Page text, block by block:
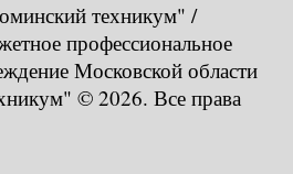
техникум" /
профессиональное
Московской области
© 2026. Все права